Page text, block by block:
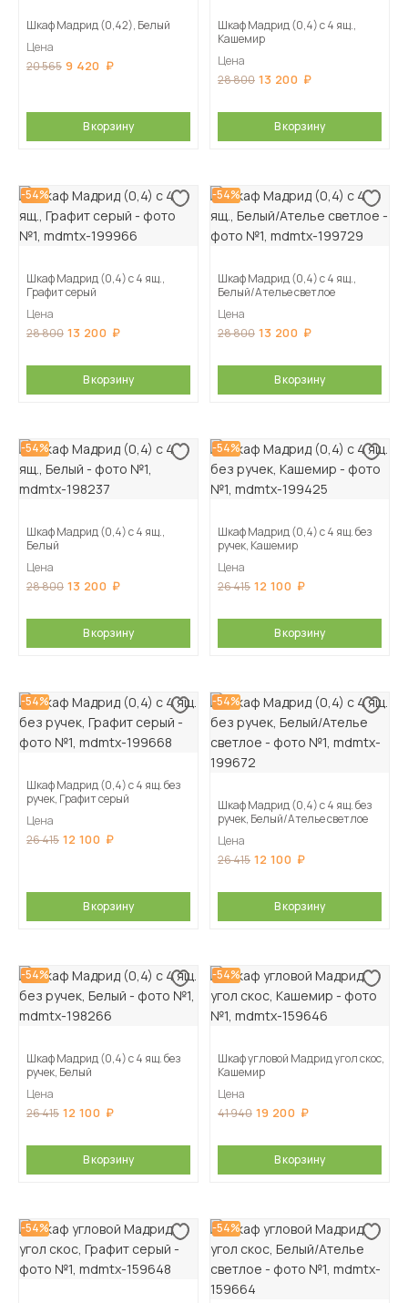
Шкаф Мадрид (0,42), Белый
Цена
20 565 9 420
В корзину
Шкаф Мадрид (0,4) с 4 ящ.,
Кашемир
Цена
28 800 13 200
В корзину
-54%
Шкаф Мадрид (0,4) с 4 ящ.,
Графит серый
Цена
28 800 13 200
В корзину
-54%
Шкаф Мадрид (0,4) с 4 ящ.,
Белый/Ателье светлое
Цена
28 800 13 200
В корзину
-54%
Шкаф Мадрид (0,4) с 4 ящ.,
Белый
Цена
28 800 13 200
В корзину
-54%
Шкаф Мадрид (0,4) с 4 ящ. без
ручек, Кашемир
Цена
26 415 12 100
В корзину
-54%
Шкаф Мадрид (0,4) с 4 ящ. без
ручек, Графит серый
Цена
26 415 12 100
В корзину
-54%
Шкаф Мадрид (0,4) с 4 ящ. без
ручек, Белый/Ателье светлое
Цена
26 415 12 100
В корзину
-54%
Шкаф Мадрид (0,4) с 4 ящ. без
ручек, Белый
Цена
26 415 12 100
В корзину
-54%
Шкаф угловой Мадрид угол скос,
Кашемир
Цена
41 940 19 200
В корзину
-54% -54%